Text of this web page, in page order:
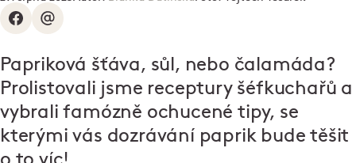
Papriková šťáva, sůl, nebo čalamáda?
Prolistovali jsme receptury šéfkuchařů a
vybrali famózně ochucené tipy, se
kterými vás dozrávání paprik bude těšit